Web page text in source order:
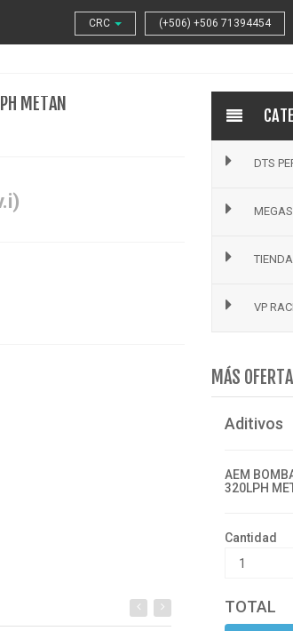
(+506) +506 71394454
CRC
METAN
DTS
TIENDA
VP
MÁS
Aditivos
AEM
320LPH
Cantidad
TOTAL